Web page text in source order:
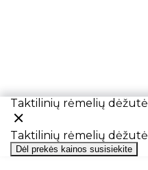
Taktilinių rėmelių dėžutė
Taktilinių rėmelių dėžutė
Dėl prekės kainos susisiekite